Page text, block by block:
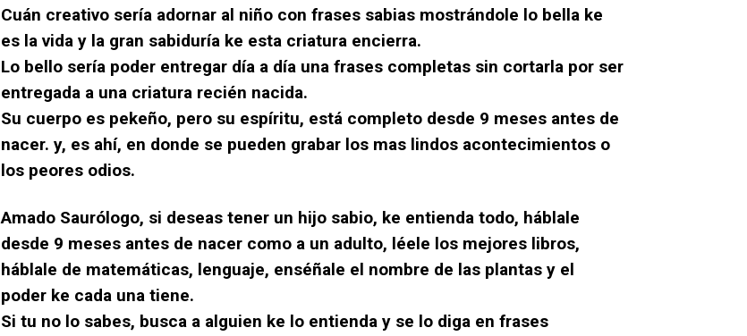
Cuán creativo sería adornar al niño con frases sabias mostrándole lo bella ke
es la vida y la gran sabiduría ke esta criatura encierra.
Lo bello sería poder entregar día a día una frases completas sin cortarla por ser
entregada a una criatura recién nacida.
Su cuerpo es pekeño, pero su espíritu, está completo desde 9 meses antes de
nacer. y, es ahí, en donde se pueden grabar los mas lindos acontecimientos o
los peores odios.
Amado Saurólogo, si deseas tener un hijo sabio, ke entienda todo, háblale
desde 9 meses antes de nacer como a un adulto, léele los mejores libros,
háblale de matemáticas, lenguaje, enséñale el nombre de las plantas y el
poder ke cada una tiene.
Si tu no lo sabes, busca a alguien ke lo entienda y se lo diga en frases